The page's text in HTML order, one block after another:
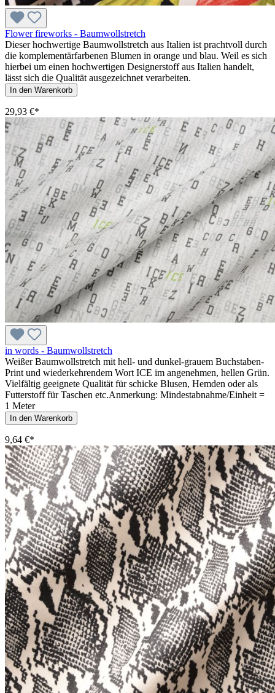
Flower fireworks - Baumwollstretch
Dieser hochwertige Baumwollstretch aus Italien ist prachtvoll durch
die komplementärfarbenen Blumen in orange und blau. Weil es sich
hierbei um einen hochwertigen Designerstoff aus Italien handelt,
lässt sich die Qualität ausgezeichnet verarbeiten.
In den Warenkorb
29,93 €*
in words - Baumwollstretch
Weißer Baumwollstretch mit hell- und dunkel-grauem Buchstaben-
Print und wiederkehrendem Wort ICE im angenehmen, hellen Grün.
Vielfältig geeignete Qualität für schicke Blusen, Hemden oder als
Futterstoff für Taschen etc.Anmerkung: Mindestabnahme/Einheit =
1 Meter
In den Warenkorb
9,64 €*